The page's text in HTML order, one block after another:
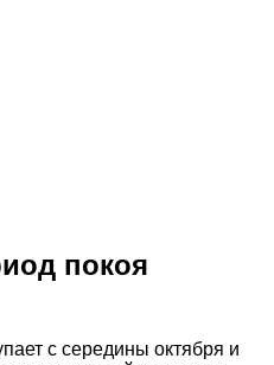
покоя
с середины октября и